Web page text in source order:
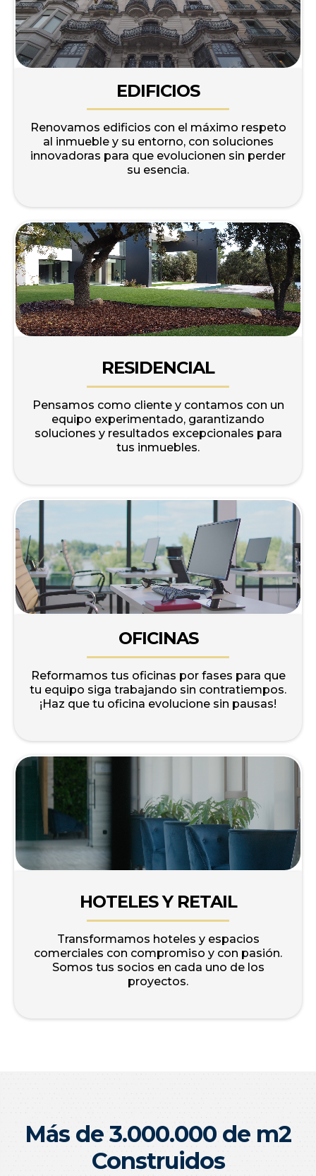
EDIFICIOS
Renovamos edificios con el máximo respeto
al inmueble y su entorno, con soluciones
innovadoras para que evolucionen sin perder
su esencia.
RESIDENCIAL
Pensamos como cliente y contamos con un
equipo experimentado, garantizando
soluciones y resultados excepcionales para
tus inmuebles.
OFICINAS
Reformamos tus oficinas por fases para que
tu equipo siga trabajando sin contratiempos.
¡Haz que tu oficina evolucione sin pausas!
HOTELES Y RETAIL
Transformamos hoteles y espacios
comerciales con compromiso y con pasión.
Somos tus socios en cada uno de los
proyectos.
Más de 3.000.000 de m2
Construidos